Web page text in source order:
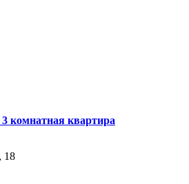
3 комнатная квартира
18